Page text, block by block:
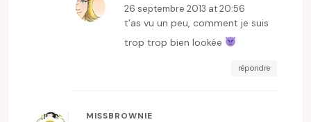
26 septembre 2013 at 20:56
t’as vu un peu, comment je suis
trop trop bien lookée
répondre
MISSBROWNIE